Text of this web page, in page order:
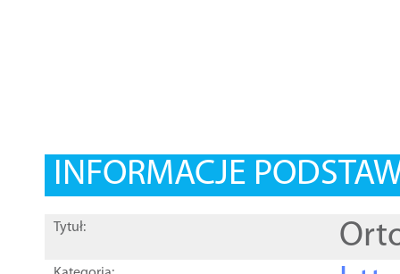
INFORMACJE
Tytuł: